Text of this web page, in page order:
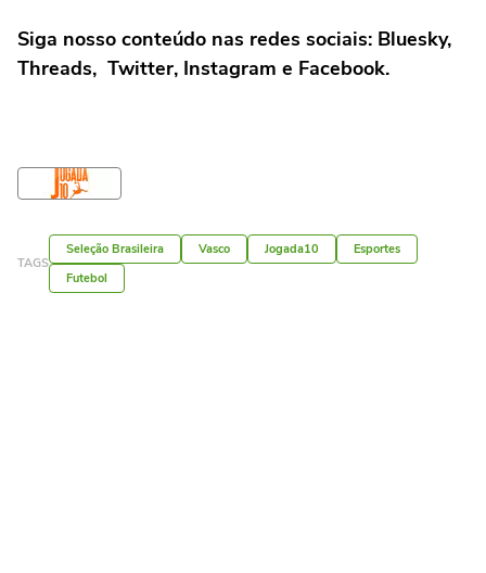
Siga nosso conteúdo nas redes sociais: Bluesky,
Threads, Twitter, Instagram e Facebook.
TAGS
Seleção Brasileira Vasco Jogada10
Esportes
Futebol